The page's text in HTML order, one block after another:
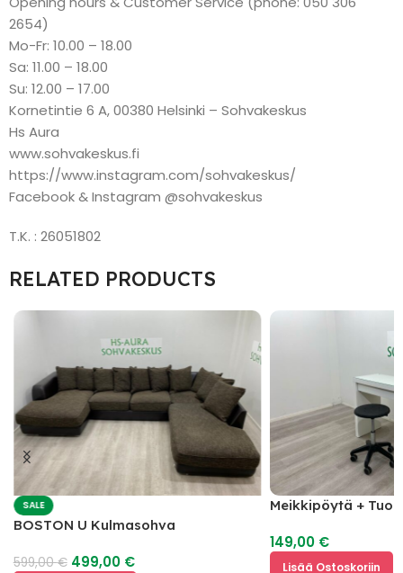
2654)
Mo-Fr: 10.00 – 18.00
Sa: 11.00 – 18.00
Su: 12.00 – 17.00
Kornetintie 6 A, 00380 Helsinki – Sohvakeskus
Hs Aura
www.sohvakeskus.fi
https://www.instagram.com/sohvakeskus/
Facebook & Instagram @sohvakeskus
T.K. : 26051802
RELATED PRODUCTS
SALE
BOSTON U Kulmasohva
599,00€ 499,00 €
Meikkipöytä + Tuoli
149,00 €
Lisää Ostoskoriin